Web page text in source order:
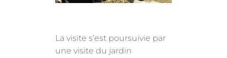
La visite s’est poursuivie par
une visite du jardin